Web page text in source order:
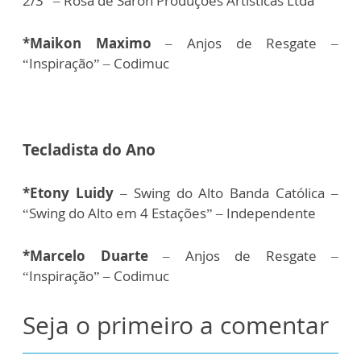
*Maikon Maximo – Anjos de Resgate –
“Inspiração” – Codimuc
Tecladista do Ano
*Etony Luidy– Swing do Alto Banda Católica –
“Swing do Alto em 4 Estações” – Independente
*Marcelo Duarte– Anjos de Resgate –
“Inspiração” – Codimuc
Seja o primeiro a comentar